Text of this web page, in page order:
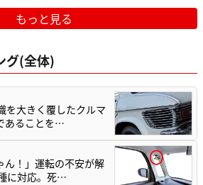
もっと見る
グ(全体)
を大きく覆したクルマ
あることを…
ん！」運転の不安が解
に対応。死…